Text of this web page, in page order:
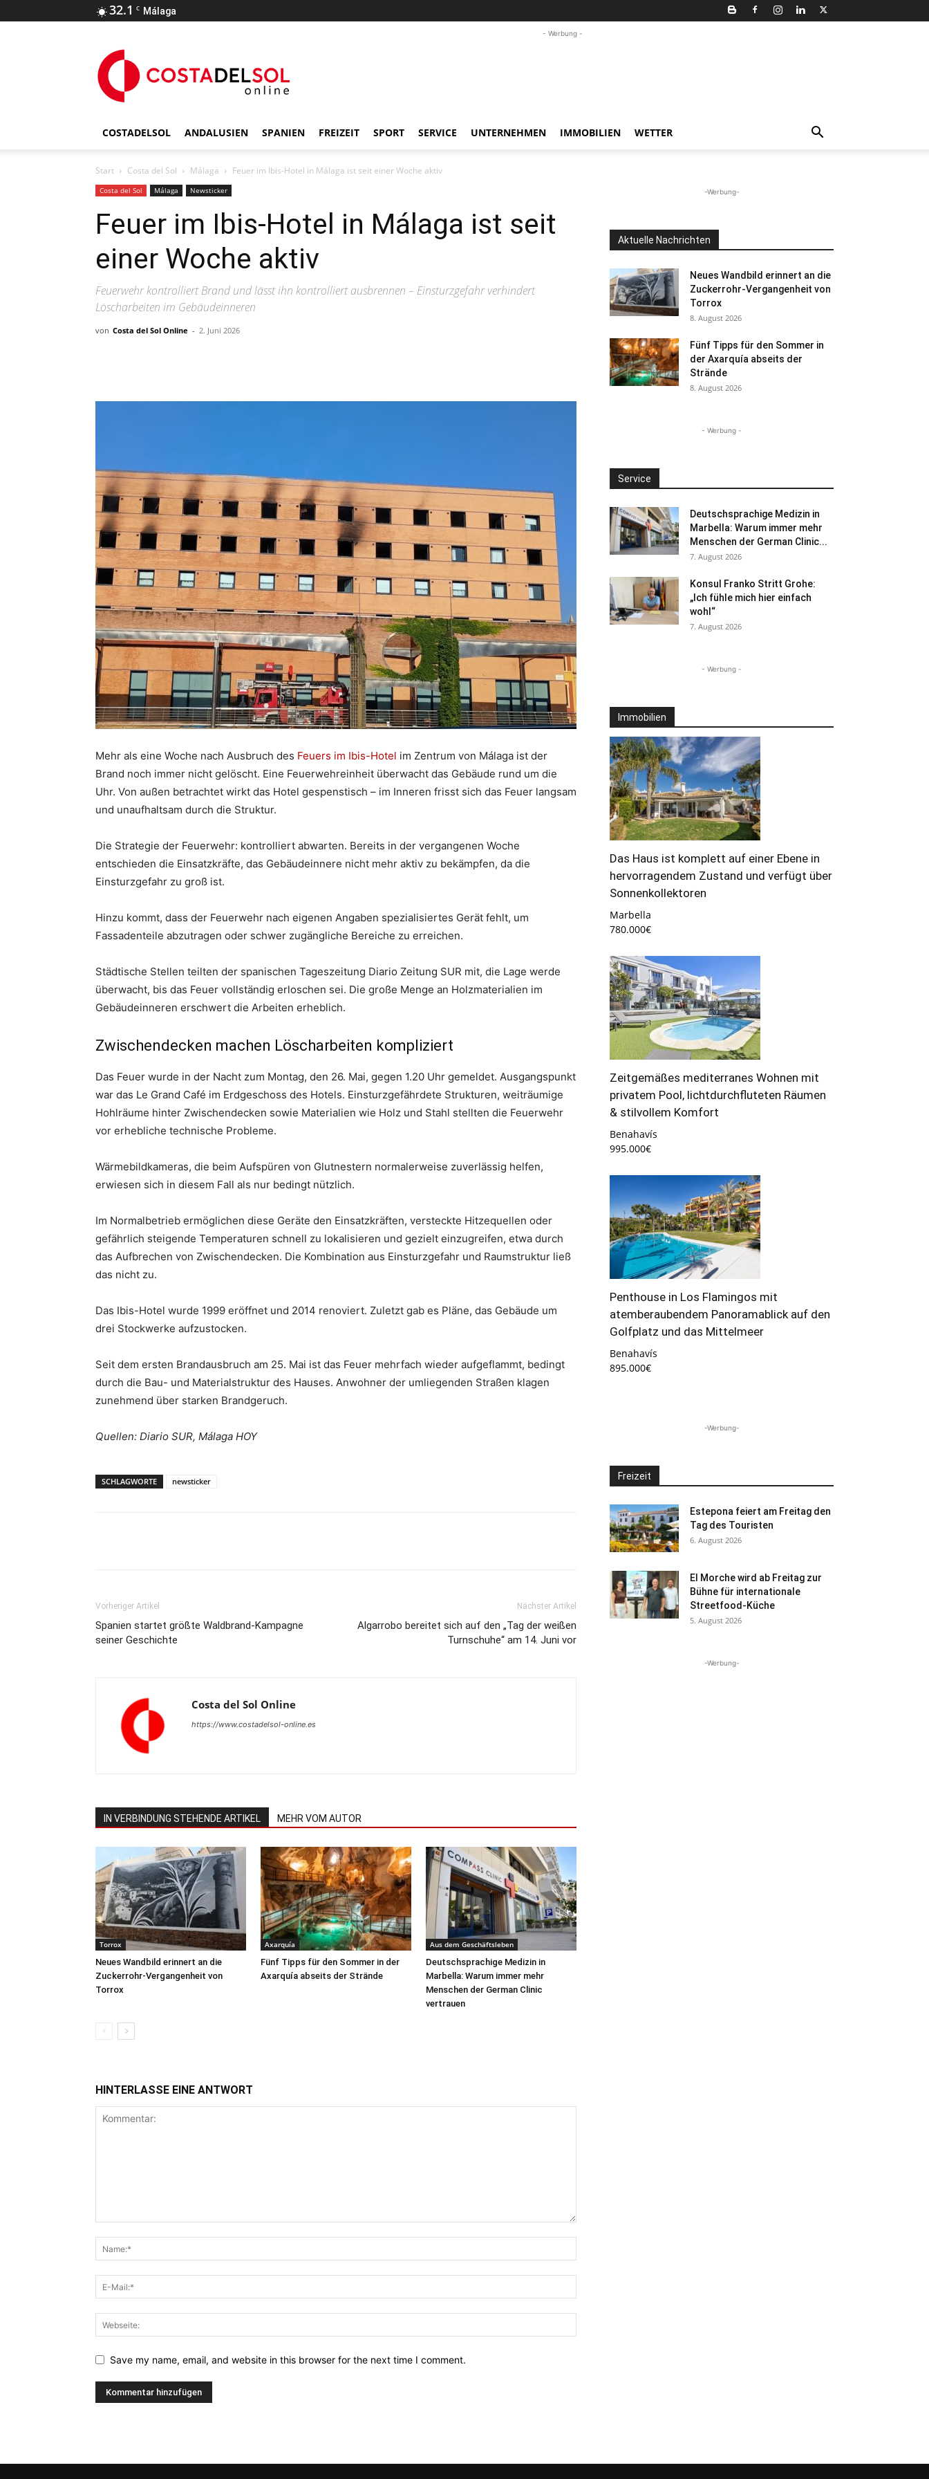
32.1 C Málaga
- Werbung -
COSTADELSOL ANDALUSIEN SPANIEN FREIZEIT SPORT SERVICE UNTERNEHMEN IMMOBILIEN WETTER
Start Costa del Sol Málaga Feuer im Ibis-Hotel in Málaga ist seit einer Woche aktiv
Costa del Sol Málaga Newsticker
Feuer im Ibis-Hotel in Málaga ist seit
einer Woche aktiv
Feuerwehr kontrolliert Brand und lässt ihn kontrolliert ausbrennen – Einsturzgefahr verhindert
Löscharbeiten im Gebäudeinneren
von Costa del Sol Online - 2. Juni 2026
Mehr als eine Woche nach Ausbruch des Feuers im Ibis-Hotel im Zentrum von Málaga ist der
Brand noch immer nicht gelöscht. Eine Feuerwehreinheit überwacht das Gebäude rund um die
Uhr. Von außen betrachtet wirkt das Hotel gespenstisch – im Inneren frisst sich das Feuer langsam
und unaufhaltsam durch die Struktur.
Die Strategie der Feuerwehr: kontrolliert abwarten. Bereits in der vergangenen Woche
entschieden die Einsatzkräfte, das Gebäudeinnere nicht mehr aktiv zu bekämpfen, da die
Einsturzgefahr zu groß ist.
Hinzu kommt, dass der Feuerwehr nach eigenen Angaben spezialisiertes Gerät fehlt, um
Fassadenteile abzutragen oder schwer zugängliche Bereiche zu erreichen.
Städtische Stellen teilten der spanischen Tageszeitung Diario Zeitung SUR mit, die Lage werde
überwacht, bis das Feuer vollständig erloschen sei. Die große Menge an Holzmaterialien im
Gebäudeinneren erschwert die Arbeiten erheblich.
Zwischendecken machen Löscharbeiten kompliziert
Das Feuer wurde in der Nacht zum Montag, den 26. Mai, gegen 1.20 Uhr gemeldet. Ausgangspunkt
war das Le Grand Café im Erdgeschoss des Hotels. Einsturzgefährdete Strukturen, weiträumige
Hohlräume hinter Zwischendecken sowie Materialien wie Holz und Stahl stellten die Feuerwehr
vor erhebliche technische Probleme.
Wärmebildkameras, die beim Aufspüren von Glutnestern normalerweise zuverlässig helfen,
erwiesen sich in diesem Fall als nur bedingt nützlich.
Im Normalbetrieb ermöglichen diese Geräte den Einsatzkräften, versteckte Hitzequellen oder
gefährlich steigende Temperaturen schnell zu lokalisieren und gezielt einzugreifen, etwa durch
das Aufbrechen von Zwischendecken. Die Kombination aus Einsturzgefahr und Raumstruktur ließ
das nicht zu.
Das Ibis-Hotel wurde 1999 eröffnet und 2014 renoviert. Zuletzt gab es Pläne, das Gebäude um
drei Stockwerke aufzustocken.
Seit dem ersten Brandausbruch am 25. Mai ist das Feuer mehrfach wieder aufgeflammt, bedingt
durch die Bau- und Materialstruktur des Hauses. Anwohner der umliegenden Straßen klagen
zunehmend über starken Brandgeruch.
Quellen: Diario SUR, Málaga HOY
SCHLAGWORTE newsticker
Vorheriger Artikel
Spanien startet größte Waldbrand-Kampagne
seiner Geschichte
Nächster Artikel
Algarrobo bereitet sich auf den „Tag der weißen
Turnschuhe“ am 14. Juni vor
Costa del Sol Online
https://www.costadelsol-online.es
IN VERBINDUNG STEHENDE ARTIKEL MEHR VOM AUTOR
Torrox
Neues Wandbild erinnert an die
Zuckerrohr-Vergangenheit von
Torrox
Axarquía
Fünf Tipps für den Sommer in der
Axarquía abseits der Strände
Aus dem Geschäftsleben
Deutschsprachige Medizin in
Marbella: Warum immer mehr
Menschen der German Clinic
vertrauen
HINTERLASSE EINE ANTWORT
Save my name, email, and website in this browser for the next time I comment.
-Werbung-
Aktuelle Nachrichten
Neues Wandbild erinnert an die
Zuckerrohr-Vergangenheit von
Torrox
8. August 2026
Fünf Tipps für den Sommer in
der Axarquía abseits der
Strände
8. August 2026
- Werbung -
Service
Deutschsprachige Medizin in
Marbella: Warum immer mehr
Menschen der German Clinic...
7. August 2026
Konsul Franko Stritt Grohe:
„Ich fühle mich hier einfach
wohl“
7. August 2026
- Werbung -
Immobilien
Das Haus ist komplett auf einer Ebene in
hervorragendem Zustand und verfügt über
Sonnenkollektoren
Marbella
780.000€
Zeitgemäßes mediterranes Wohnen mit
privatem Pool, lichtdurchfluteten Räumen
& stilvollem Komfort
Benahavís
995.000€
Penthouse in Los Flamingos mit
atemberaubendem Panoramablick auf den
Golfplatz und das Mittelmeer
Benahavís
895.000€
-Werbung-
Freizeit
Estepona feiert am Freitag den
Tag des Touristen
6. August 2026
El Morche wird ab Freitag zur
Bühne für internationale
Streetfood-Küche
5. August 2026
-Werbung-